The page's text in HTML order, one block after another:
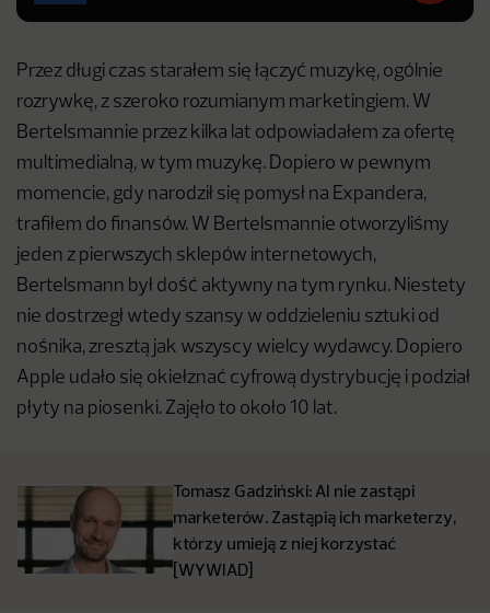
Przez długi czas starałem się łączyć muzykę, ogólnie
rozrywkę, z szeroko rozumianym marketingiem. W
Bertelsmannie przez kilka lat odpowiadałem za ofertę
multimedialną, w tym muzykę. Dopiero w pewnym
momencie, gdy narodził się pomysł na Expandera,
trafiłem do finansów. W Bertelsmannie otworzyliśmy
jeden z pierwszych sklepów internetowych,
Bertelsmann był dość aktywny na tym rynku. Niestety
nie dostrzegł wtedy szansy w oddzieleniu sztuki od
nośnika, zresztą jak wszyscy wielcy wydawcy. Dopiero
Apple udało się okiełznać cyfrową dystrybucję i podział
płyty na piosenki. Zajęło to około 10 lat.
Tomasz Gadziński: AI nie zastąpi
marketerów. Zastąpią ich marketerzy,
którzy umieją z niej korzystać
[WYWIAD]